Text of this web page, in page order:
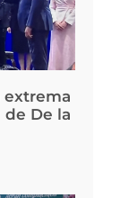
extrema
De la